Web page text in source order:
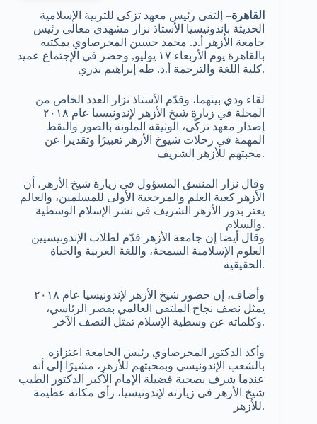
القاهرة– إلتقى رئيس معهد تزكى للتربية الإسلامية
الحديثة بإندونيسيا الأستاذ نزار مشهدي معالي رئيس
جامعة الأزهر أ.د. محمد حسين المحرصاوي بمكتبه
بالقاهرة يوم الأربعاء ١٧ يوليو, وحضر في الإجتماع عميد
كلية اللغة والترجمة أ.د. طه إبراهيم بدري.
لقاء ودي بينهما، وقدّم الأستاذ نزار العدد الخاص من
المجلة في زيارة شيخ الأزهر لإندونيسيا عام ٢٠١٨
إصدار معهد تزكّى، الوثيقة الملونة بالصور والنقط
المهمة في رحلات شيوخ الأزهر تعبيرًا وتقديرا عن
محبتهم للأزهر الشريف.
وقال نزار المنسق المسؤول في زيارة شيخ الأزهر، أن
الأزهر كعبة العلم والمرجعية الأولى للمسلمين، والعالم
يعتز بدور الأزهر الشريف في نشر الإسلام الوسطية
والسلام.
وقال أيضا إن جامعة الأزهر قدّم لطلاب الإندونيسيين
العلوم الإسلامية السمحة، واللغة العربية والحياة
الحقيقية.
وأضاف، إن حضور شيخ الأزهر لإندونيسيا عام ٢٠١٨
يمثل نصف نجاح الملتقى العالمي بقصر الرئاسي،
وكلماته عن وسطية الإسلام تمثل النصف الآخر.
وأكد الدكتور المحرصاوي رئيس الجامعة اعتزازه
بالشعب الإندونيسي وبمحبتهم للأزهر، مشيرًا إلى أنه
عندما شرف بصحبة فضيلة الإمام الأكبر الدكتور الطيب
شيخ الأزهر في زيارته لإندونيسيا، رأي مكانة عظيمة
للأزهر.